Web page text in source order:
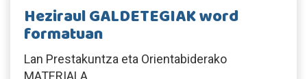
Heziraul GALDETEGIAK word
formatuan
Lan Prestakuntza eta Orientabiderako
MATERIALA